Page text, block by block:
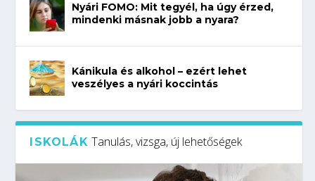
Nyári FOMO: Mit tegyél, ha úgy érzed,
mindenki másnak jobb a nyara?
Kánikula és alkohol – ezért lehet
veszélyes a nyári koccintás
ISKOLÁK Tanulás, vizsga, új lehetőségek